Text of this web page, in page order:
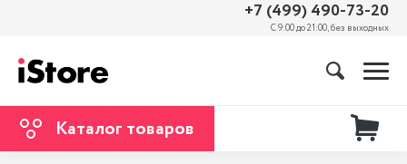
+7 (499) 490-73-20
С 9:00 до 21:00, без выходных
Каталог товаров